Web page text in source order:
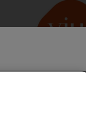
becas del 100%
de 18.000
2025/26 de la